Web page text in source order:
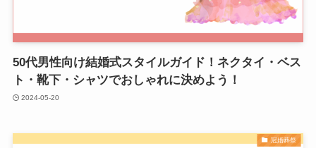
50代男性向け結婚式スタイルガイド！ネクタイ・ベス
ト・靴下・シャツでおしゃれに決めよう！
2024-05-20
冠婚葬祭